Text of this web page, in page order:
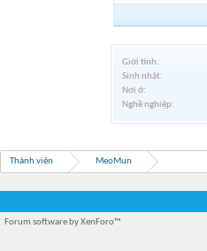
Giới tính:
Sinh nhật:
Nơi ở:
Nghề nghiệp:
Thành viên MeoMun
Forum software by XenForo™